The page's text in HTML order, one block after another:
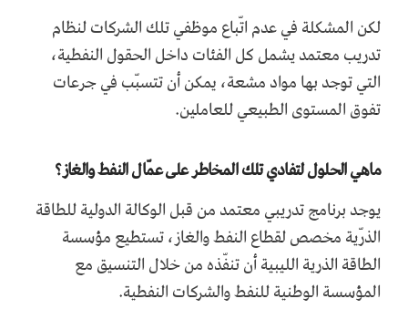
لكن المشكلة في عدم اتّباع موظفي تلك الشركات لنظام
تدريب معتمد يشمل كل الفئات داخل الحقول النفطية،
التي توجد بها مواد مشعة، يمكن أن تتسبّب في جرعات
تفوق المستوى الطبيعي للعاملين.
ماهي الحلول لتفادي تلك المخاطر على عمّال النفط والغاز؟
يوجد برنامج تدريبي معتمد من قبل الوكالة الدولية للطاقة
الذرّية مخصص لقطاع النفط والغاز، تستطيع مؤسسة
الطاقة الذرية الليبية أن تنفّذه من خلال التنسيق مع
المؤسسة الوطنية للنفط والشركات النفطية.